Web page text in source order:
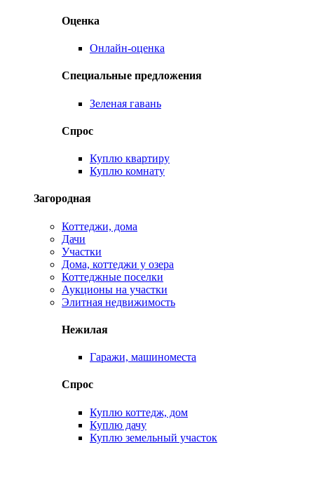
Оценка
Онлайн-оценка
Специальные предложения
Зеленая гавань
Спрос
Куплю квартиру
Куплю комнату
Загородная
Коттеджи, дома
Дачи
Участки
Дома, коттеджи у озера
Коттеджные поселки
Аукционы на участки
Элитная недвижимость
Нежилая
Гаражи, машиноместа
Спрос
Куплю коттедж, дом
Куплю дачу
Куплю земельный участок